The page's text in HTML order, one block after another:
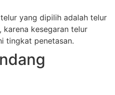
yang dipilih adalah telur
kesegaran telur
tingkat penetasan.